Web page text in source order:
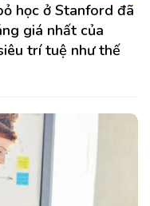
học ở Stanford đã
giá nhất của
trí tuệ như thế